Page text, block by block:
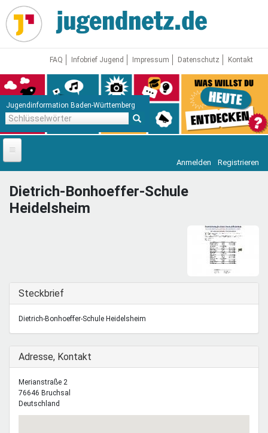
Direkt
zum
Inhalt
FAQ Infobrief Jugend Impressum Datenschutz Kontakt
Jugendinformation Baden-Württemberg
Startseite
News
Jugendnetz
Schule & Beruf
Demokratie & Beteiligung
Anmelden Registrieren
Dietrich-Bonhoeffer-Schule
Heidelsheim
Ausblenden
Steckbrief
Dietrich-Bonhoeffer-Schule Heidelsheim
Ausblenden
Adresse, Kontakt
Merianstraße 2
76646 Bruchsal
Deutschland